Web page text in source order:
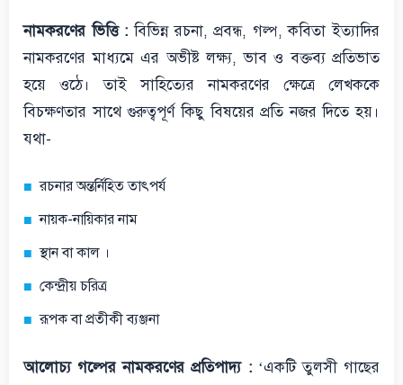
নামকরণের ভিত্তি : বিভিন্ন রচনা, প্রবন্ধ, গল্প, কবিতা ইত্যাদির
নামকরণের মাধ্যমে এর অভীষ্ট লক্ষ্য, ভাব ও বক্তব্য প্রতিভাত
হয়ে ওঠে। তাই সাহিত্যের নামকরণের ক্ষেত্রে লেখককে
বিচক্ষণতার সাথে গুরুত্বপূর্ণ কিছু বিষয়ের প্রতি নজর দিতে হয়।
যথা-
রচনার অন্তর্নিহিত তাৎপর্য
নায়ক-নায়িকার নাম
স্থান বা কাল ।
কেন্দ্রীয় চরিত্র
রূপক বা প্রতীকী ব্যঞ্জনা
আলোচ্য গল্পের নামকরণের প্রতিপাদ্য :‘একটি তুলসী গাছের